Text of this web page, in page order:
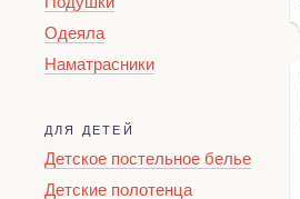
Одеяла
Наматрасники
ДЛЯ ДЕТЕЙ
Детское постельное белье
Детские полотенца